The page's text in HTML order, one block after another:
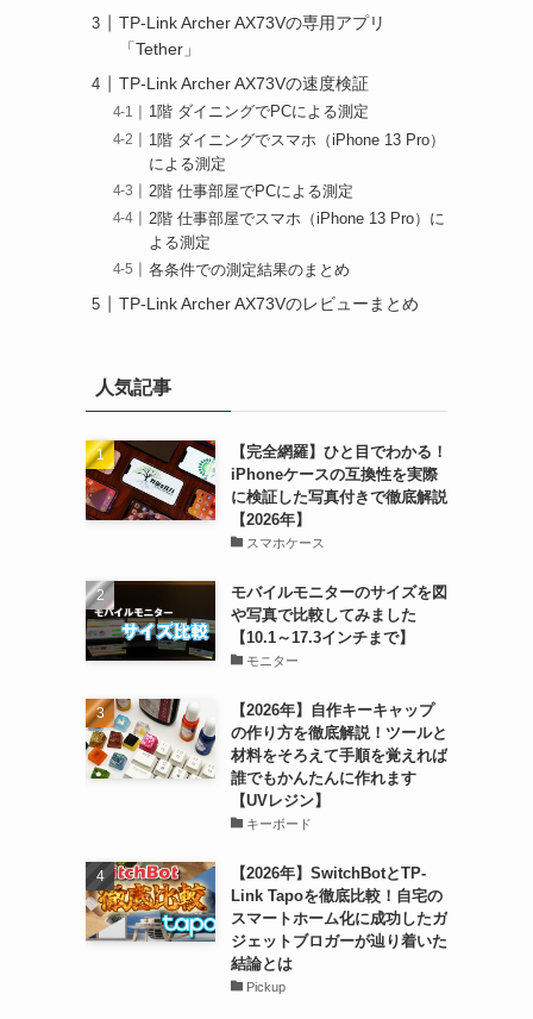
TP-Link Archer AX73Vの専用アプリ
「Tether」
TP-Link Archer AX73Vの速度検証
1階 ダイニングでPCによる測定
1階 ダイニングでスマホ（iPhone 13 Pro）
による測定
2階 仕事部屋でPCによる測定
2階 仕事部屋でスマホ（iPhone 13 Pro）に
よる測定
各条件での測定結果のまとめ
TP-Link Archer AX73Vのレビューまとめ
人気記事
【完全網羅】ひと目でわかる！
iPhoneケースの互換性を実際
に検証した写真付きで徹底解説
【2026年】
スマホケース
モバイルモニターのサイズを図
や写真で比較してみました
【10.1～17.3インチまで】
モニター
【2026年】自作キーキャップ
の作り方を徹底解説！ツールと
材料をそろえて手順を覚えれば
誰でもかんたんに作れます
【UVレジン】
キーボード
【2026年】SwitchBotとTP-
Link Tapoを徹底比較！自宅の
スマートホーム化に成功したガ
ジェットブロガーが辿り着いた
結論とは
Pickup